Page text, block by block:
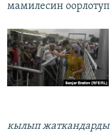
мамилесин
кылып